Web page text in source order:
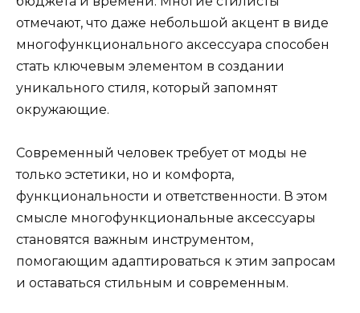
отмечают, что даже небольшой акцент в виде
многофункционального аксессуара способен
стать ключевым элементом в создании
уникального стиля, который запомнят
окружающие.
Современный человек требует от моды не
только эстетики, но и комфорта,
функциональности и ответственности. В этом
смысле многофункциональные аксессуары
становятся важным инструментом,
помогающим адаптироваться к этим запросам
и оставаться стильным и современным.